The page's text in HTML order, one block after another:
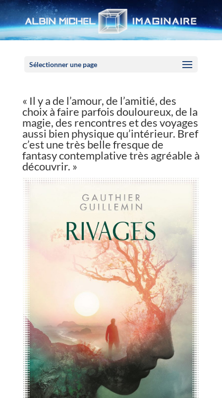
Sélectionner une page
« Il y a de l’amour, de l’amitié, des
choix à faire parfois douloureux, de la
magie, des rencontres et des voyages
aussi bien physique qu’intérieur. Bref
c’est une très belle fresque de
fantasy contemplative très agréable à
découvrir. »
Panneau de gestion des cookies